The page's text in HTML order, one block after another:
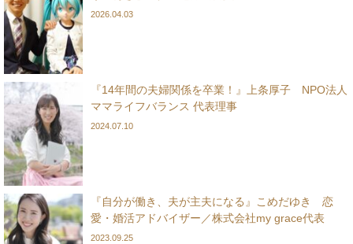
2026.04.03
『14年間の夫婦関係を卒業！』上条厚子 NPO法人
ママライフバランス 代表理事
2024.07.10
『自分が働き、夫が主夫になる』こめだゆき 恋
愛・婚活アドバイザー／株式会社my grace代表
2023.09.25